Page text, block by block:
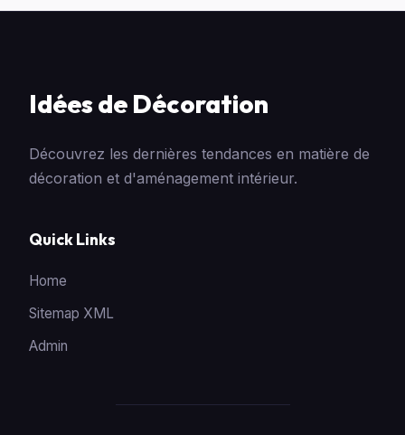
Idées de Décoration
Découvrez les dernières tendances en matière de
décoration et d'aménagement intérieur.
Quick Links
Home
Sitemap XML
Admin